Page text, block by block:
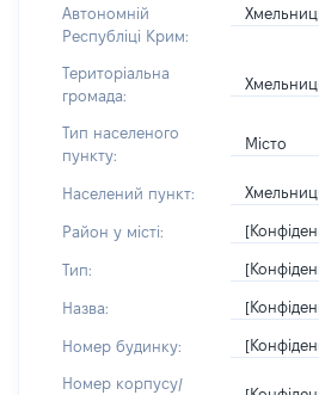
Автономній
Республіці Крим:
Територіальна
громада:
Тип населеного
пункту:
Місто
Населений пункт:
Район у місті:
Тип:
Назва:
Номер будинку:
Номер корпусу/